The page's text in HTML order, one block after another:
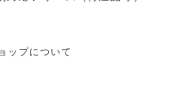
ップについて